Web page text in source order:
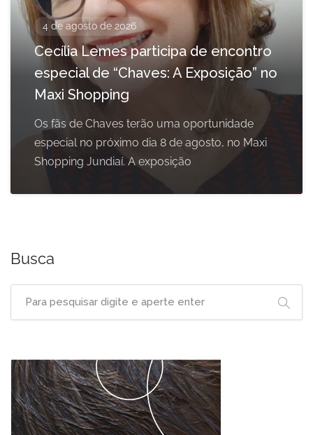
4 de agosto de 2026
Cecília Lemes participa de encontro
especial de “Chaves: A Exposição” no
Maxi Shopping
Os fãs de Chaves terão uma oportunidade
especial no próximo dia 8 de agosto, no Maxi
Shopping Jundiaí. A exposição
Busca